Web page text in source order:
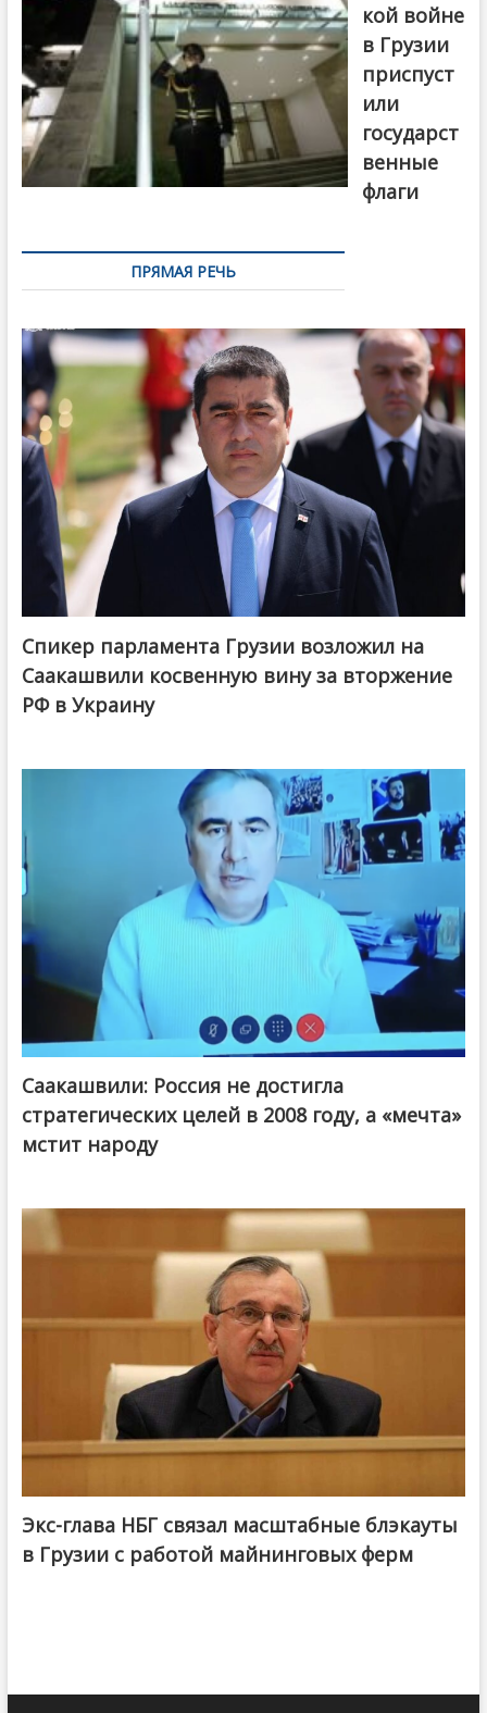
кой войне
в Грузии
приспуст
или
государст
венные
флаги
ПРЯМАЯ РЕЧЬ
Спикер парламента Грузии возложил на
Саакашвили косвенную вину за вторжение
РФ в Украину
Саакашвили: Россия не достигла
стратегических целей в 2008 году, а «мечта»
мстит народу
Экс-глава НБГ связал масштабные блэкауты
в Грузии с работой майнинговых ферм